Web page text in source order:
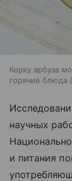
Корку арбуза
горячие блюда
научных
и питания